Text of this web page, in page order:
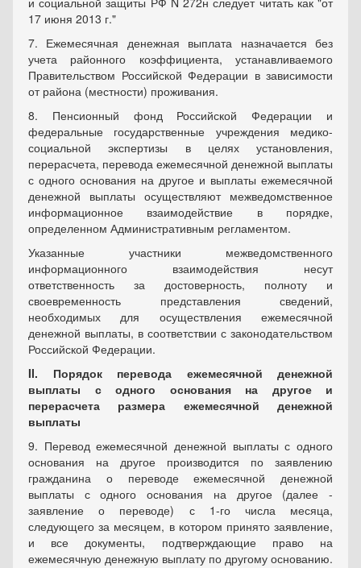
17 июня 2013 г."
7. Ежемесячная денежная выплата назначается без
учета районного коэффициента, устанавливаемого
Правительством Российской Федерации в зависимости
от района (местности) проживания.
8. Пенсионный фонд Российской Федерации и
федеральные государственные учреждения медико-
социальной экспертизы в целях установления,
перерасчета, перевода ежемесячной денежной выплаты
с одного основания на другое и выплаты ежемесячной
денежной выплаты осуществляют межведомственное
информационное взаимодействие в порядке,
определенном Административным регламентом.
Указанные участники межведомственного
информационного взаимодействия несут
ответственность за достоверность, полноту и
своевременность представления сведений,
необходимых для осуществления ежемесячной
денежной выплаты, в соответствии с законодательством
Российской Федерации.
II. Порядок перевода ежемесячной денежной
выплаты с одного основания на другое и
перерасчета размера ежемесячной денежной
выплаты
9. Перевод ежемесячной денежной выплаты с одного
основания на другое производится по заявлению
гражданина о переводе ежемесячной денежной
выплаты с одного основания на другое (далее -
заявление о переводе) с 1-го числа месяца,
следующего за месяцем, в котором принято заявление,
и все документы, подтверждающие право на
ежемесячную денежную выплату по другому основанию.